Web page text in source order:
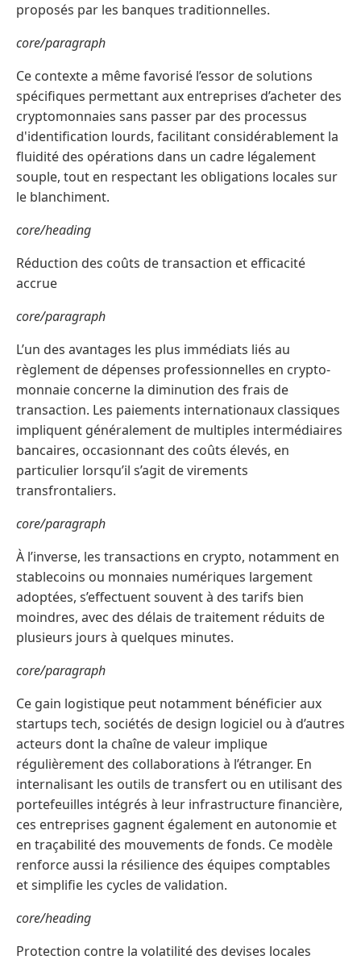
proposés par les banques traditionnelles.
core/paragraph
Ce contexte a même favorisé l’essor de solutions
spécifiques permettant aux entreprises d’acheter des
cryptomonnaies sans passer par des processus
d'identification lourds, facilitant considérablement la
fluidité des opérations dans un cadre légalement
souple, tout en respectant les obligations locales sur
le blanchiment.
core/heading
Réduction des coûts de transaction et efficacité
accrue
core/paragraph
L’un des avantages les plus immédiats liés au
règlement de dépenses professionnelles en crypto-
monnaie concerne la diminution des frais de
transaction. Les paiements internationaux classiques
impliquent généralement de multiples intermédiaires
bancaires, occasionnant des coûts élevés, en
particulier lorsqu’il s’agit de virements
transfrontaliers.
core/paragraph
À l’inverse, les transactions en crypto, notamment en
stablecoins ou monnaies numériques largement
adoptées, s’effectuent souvent à des tarifs bien
moindres, avec des délais de traitement réduits de
plusieurs jours à quelques minutes.
core/paragraph
Ce gain logistique peut notamment bénéficier aux
startups tech, sociétés de design logiciel ou à d’autres
acteurs dont la chaîne de valeur implique
régulièrement des collaborations à l’étranger. En
internalisant les outils de transfert ou en utilisant des
portefeuilles intégrés à leur infrastructure financière,
ces entreprises gagnent également en autonomie et
en traçabilité des mouvements de fonds. Ce modèle
renforce aussi la résilience des équipes comptables
et simplifie les cycles de validation.
core/heading
Protection contre la volatilité des devises locales